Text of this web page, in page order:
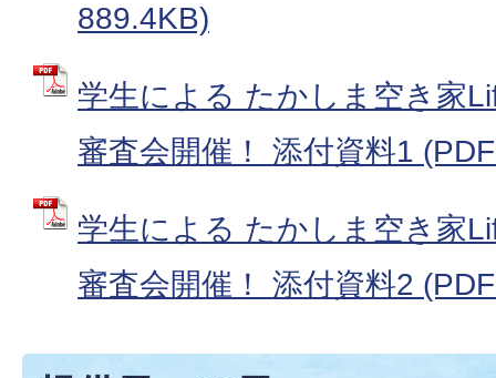
889.4KB)
学生による たかしま空き家
審査会開催！ 添付資料1
学生による たかしま空き家
審査会開催！ 添付資料2